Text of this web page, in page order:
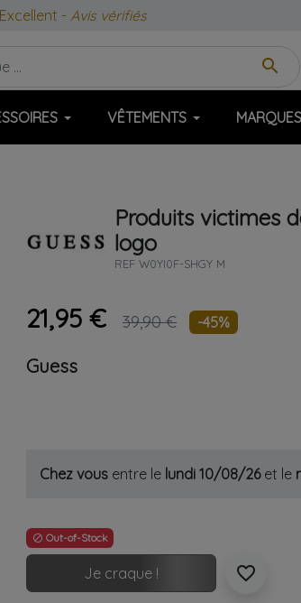
- Avis vérifiés
search
VÊTEMENTS MARQUES
Produits victimes
logo
REF W0YI0F-SHGY M
21,95 € 39,90 € -45%
Guess
Chez vous entre le lundi 10/08/26et le
 Out-of-Stock
Je craque ! favorite_border